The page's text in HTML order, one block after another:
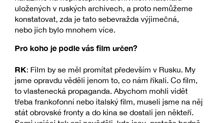
uložených v ruských archivech, a proto nemůžeme
konstatovat, zda je tato sebevražda výjimečná,
nebo jich bylo mnohem více.
Pro koho je podle vás film určen?
RK: Film by se měl promítat především v Rusku. My
jsme opravdu věděli jenom to, co nám říkali. Co film,
to vlastenecká propaganda. Abychom mohli vidět
třeba frankofonní nebo italský film, museli jsme na něj
stát obrovské fronty a do kina se dostali jen někteří.